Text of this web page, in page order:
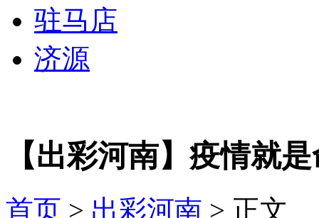
驻马店
济源
【出彩河南】疫情就
首页 > 出彩河南 > 正文